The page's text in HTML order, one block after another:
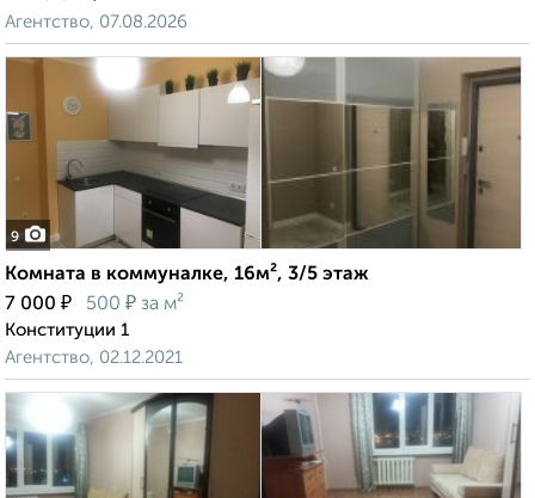
Агентство, 07.08.2026
9
Комната в коммуналке, 16м², 3/5 этаж
7 000 ₽ 500 ₽ за м²
Конституции 1
Агентство, 02.12.2021